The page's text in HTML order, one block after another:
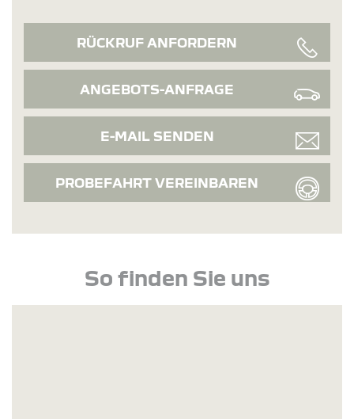
RÜCKRUF ANFORDERN
ANGEBOTS-ANFRAGE
E-MAIL SENDEN
PROBEFAHRT VEREINBAREN
So finden Sie uns